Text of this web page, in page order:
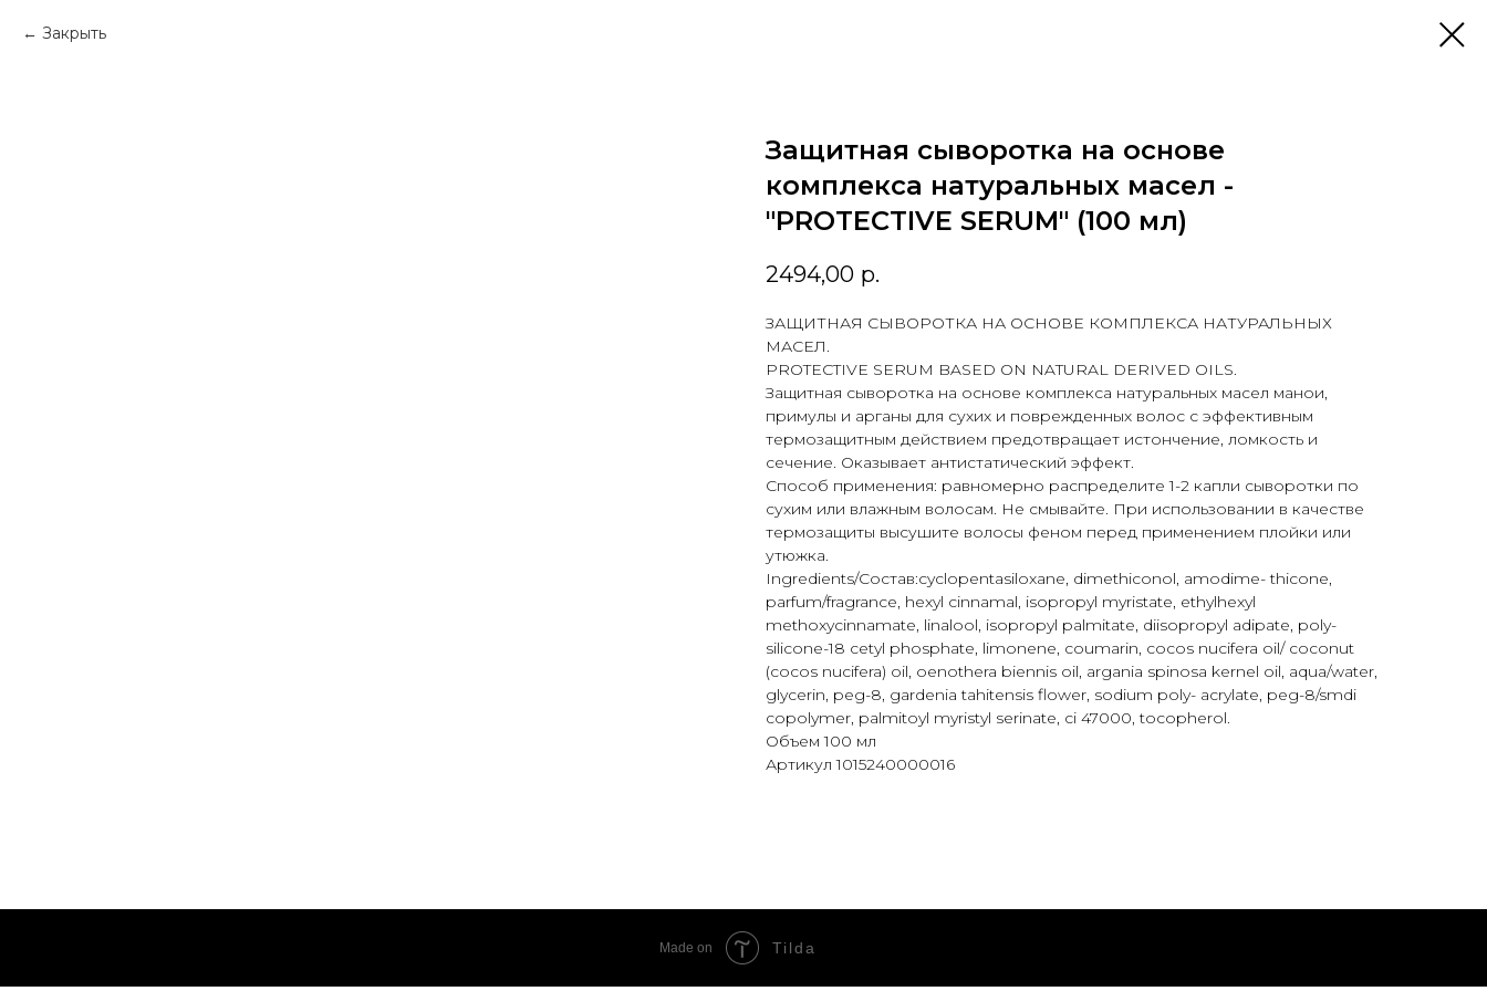
Закрыть
Защитная сыворотка на основе
комплекса натуральных масел -
"PROTECTIVE SERUM" (100 мл)
2494,00 р.
ЗАЩИТНАЯ СЫВОРОТКА НА ОСНОВЕ КОМПЛЕКСА НАТУРАЛЬНЫХ
МАСЕЛ.
PROTECTIVE SERUM BASED ON NATURAL DERIVED OILS.
Защитная сыворотка на основе комплекса натуральных масел манои,
примулы и арганы для сухих и поврежденных волос с эффективным
термозащитным действием предотвращает истончение, ломкость и
сечение. Оказывает антистатический эффект.
Способ применения: равномерно распределите 1-2 капли сыворотки по
сухим или влажным волосам. Не смывайте. При использовании в качестве
термозащиты высушите волосы феном перед применением плойки или
утюжка.
Ingredients/Состав:cyclopentasiloxane, dimethiconol, amodime- thicone,
parfum/fragrance, hexyl cinnamal, isopropyl myristate, ethylhexyl
methoxycinnamate, linalool, isopropyl palmitate, diisopropyl adipate, poly-
silicone-18 cetyl phosphate, limonene, coumarin, cocos nucifera oil/ coconut
(cocos nucifera) oil, oenothera biennis oil, argania spinosa kernel oil, aqua/water,
glycerin, peg-8, gardenia tahitensis flower, sodium poly- acrylate, peg-8/smdi
copolymer, palmitoyl myristyl serinate, ci 47000, tocopherol.
Объем 100 мл
Артикул 1015240000016
Made on Tilda